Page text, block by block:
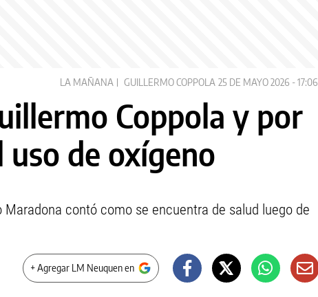
LA MAÑANA GUILLERMO COPPOLA 25 DE MAYO 2026 - 17:06
Coppola y por
uso de oxígeno
contó como se encuentra de salud luego de
+ Agregar LM Neuquen en